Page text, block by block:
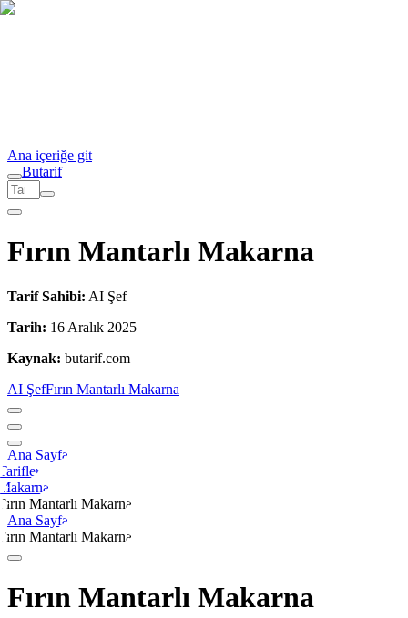
Ana içeriğe git
Butarif
Fırın Mantarlı Makarna
Tarif Sahibi: AI Şef
Tarih: 16 Aralık 2025
Kaynak: butarif.com
AI ŞefFırın Mantarlı Makarna
Ana Sayfa
Mantarlı Makarna
Ana Sayfa
Mantarlı Makarna
Fırın Mantarlı Makarna